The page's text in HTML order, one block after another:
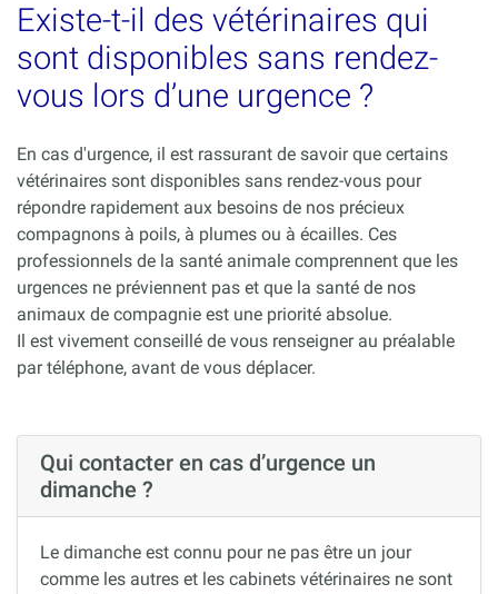
Existe-t-il des vétérinaires qui
sont disponibles sans rendez-
vous lors d’une urgence ?
En cas d'urgence, il est rassurant de savoir que certains
vétérinaires sont disponibles sans rendez-vous pour
répondre rapidement aux besoins de nos précieux
compagnons à poils, à plumes ou à écailles. Ces
professionnels de la santé animale comprennent que les
urgences ne préviennent pas et que la santé de nos
animaux de compagnie est une priorité absolue.
Il est vivement conseillé de vous renseigner au préalable
par téléphone, avant de vous déplacer.
Qui contacter en cas d’urgence un
dimanche ?
Le dimanche est connu pour ne pas être un jour
comme les autres et les cabinets vétérinaires ne sont